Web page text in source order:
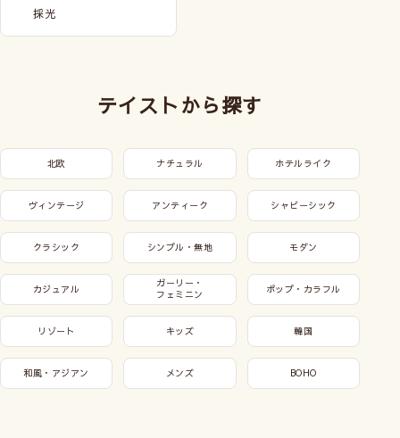
採光
テイストから探す
北欧 ナチュラル ホテルライク
ヴィンテージ アンティーク シャビーシック
クラシック シンプル・無地 モダン
カジュアル
ガーリー・
フェミニン
ポップ・カラフル
リゾート キッズ 韓国
和風・アジアン メンズ BOHO